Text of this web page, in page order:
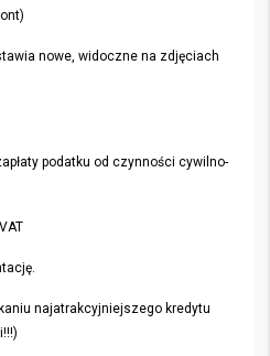
nowe, widoczne na zdjęciach
podatku od czynności cywilno-
najatrakcyjniejszego kredytu